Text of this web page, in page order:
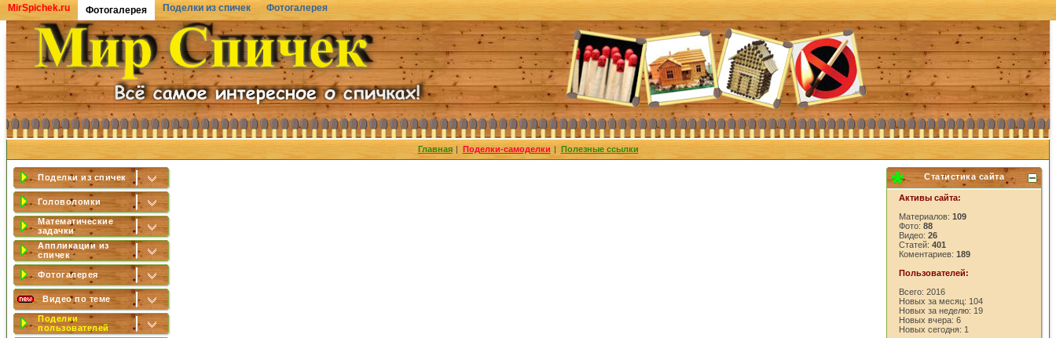
MirSpichek.ru Фотогалерея Поделки из спичек Фотогалерея
Главная | Поделки-самоделки | Полезные ссылки
Поделки из спичек
Головоломки
Математические
задачки
Аппликации из
спичек
Фотогалерея
Видео по теме
Поделки
пользователей
Статистика сайта
Активы сайта:
Материалов: 109
Фото: 88
Видео: 26
Статей: 401
Коментариев: 189
Пользователей:
Всего: 2016
Новых за месяц: 104
Новых за неделю: 19
Новых вчера: 6
Новых сегодня: 1